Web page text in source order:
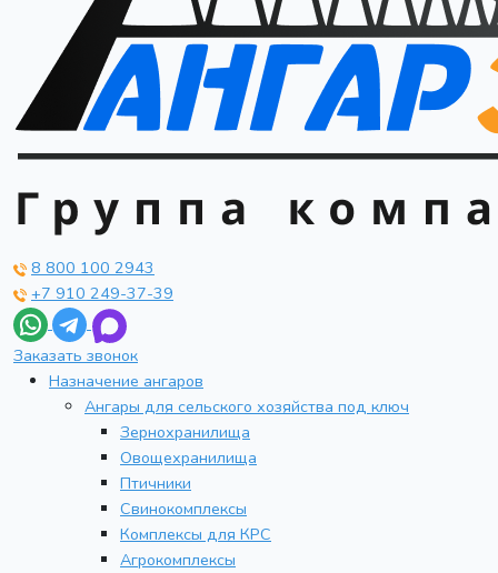
8 800 100 2943
+7 910 249-37-39
Заказать звонок
Назначение ангаров
Ангары для сельского хозяйства под ключ
Зернохранилища
Овощехранилища
Птичники
Свинокомплексы
Комплексы для КРС
Агрокомплексы